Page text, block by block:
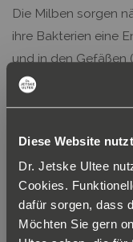
Diese Website
Dr. Jetske Ultee
Cookies.
dafür sorgen, dass
Möchten Sie gern
Die Milben sorgen
ihre Bakterien eine
und in den Gefäßen
Kann man
Genauso wie
bloßen Auge auf
die medizinischen
auch auf Milben